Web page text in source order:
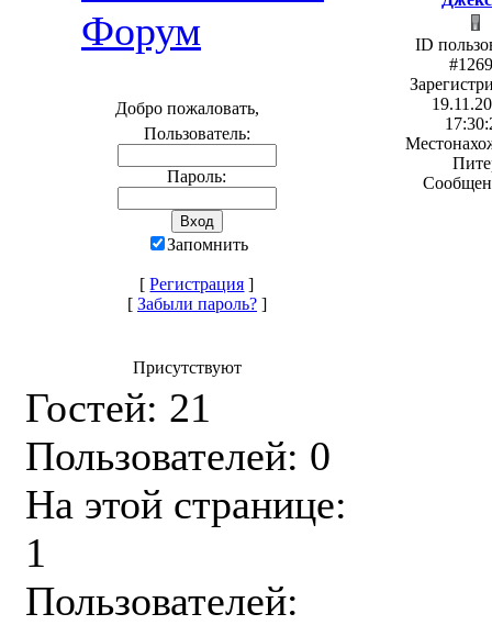
Форум
Добро пожаловать,
Пользователь:
Пароль:
Запомнить
[Регистрация ]
[ Забыли пароль? ]
Присутствуют
Гостей: 21
Пользователей: 0
На этой странице:
1
Пользователей:
ID